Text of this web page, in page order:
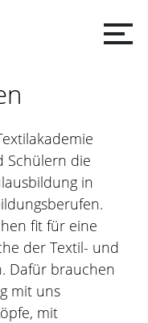
Schülern die
in
fit für eine
der Textil- und
Dafür brauchen
mit uns
mit